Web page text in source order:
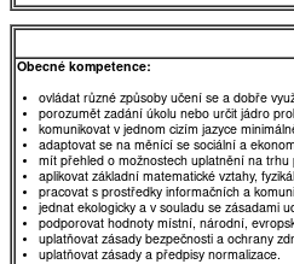
Obecné kompetence:
ovládat různé způsoby učení se a dobře
porozumět zadání úkolu nebo určit jádro
komunikovat v jednom cizím jazyce
adaptovat se na měnící se sociální a
mít přehled o možnostech uplatnění na trhu
aplikovat základní matematické vztahy,
pracovat s prostředky informačních a
jednat ekologicky a v souladu se zásadami
podporovat hodnoty místní, národní,
uplatňovat zásady bezpečnosti a ochrany
uplatňovat zásady a předpisy normalizace.